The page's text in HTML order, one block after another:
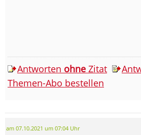
Antworten ohne Zitat
Themen-Abo bestellen
am 07.10.2021 um 07:04 Uhr